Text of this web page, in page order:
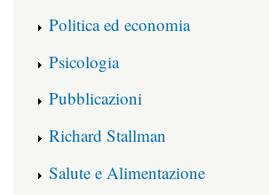
Politica ed economia
Psicologia
Pubblicazioni
Richard Stallman
Salute e Alimentazione